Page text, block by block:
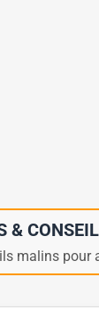
&
malins pour